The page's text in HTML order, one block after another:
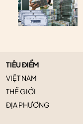
TIÊU ĐIỂM
VIỆT NAM
THẾ GIỚI
ĐỊA PHƯƠNG